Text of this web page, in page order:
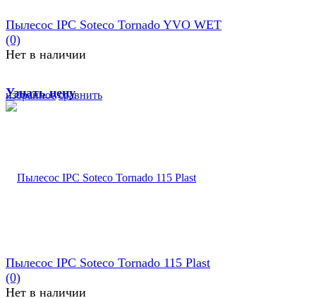
избранное сравнить
Пылесос IPC Soteco Tornado YVO WET
(0)
Нет в наличии
Узнать цену
Пылесос IPC Soteco Tornado 115 Plast
(0)
Нет в наличии